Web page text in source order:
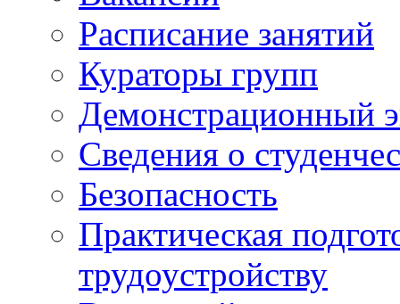
Расписание занятий
Кураторы групп
Демонстрационный
Сведения о
Безопасность
Практическая
трудоустройству